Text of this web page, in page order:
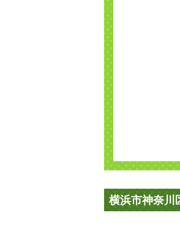
横浜市神奈川